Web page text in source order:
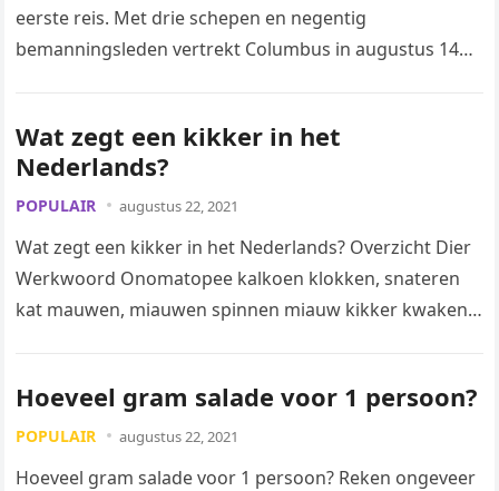
eerste reis. Met drie schepen en negentig
bemanningsleden vertrekt Columbus in augustus 1492
Wat zegt een kikker in het
Nederlands?
POPULAIR augustus 22, 2021
Wat zegt een kikker in het Nederlands? Overzicht Dier
Werkwoord Onomatopee kalkoen klokken, snateren
kat mauwen, miauwen spinnen miauw kikker kwaken,
Hoeveel gram salade voor 1 persoon?
POPULAIR augustus 22, 2021
Hoeveel gram salade voor 1 persoon? Reken ongeveer